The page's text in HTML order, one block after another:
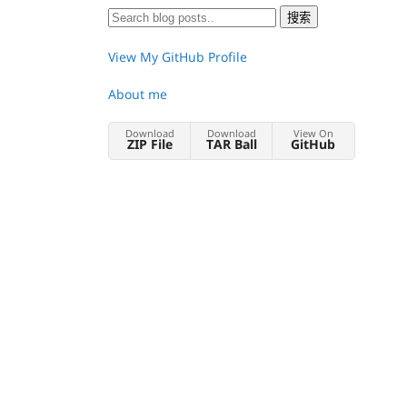
View My GitHub Profile
About me
Download
ZIP File
Download
TAR Ball
View On
GitHub